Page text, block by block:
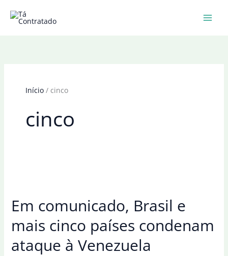
para
Início cinco
cinco
Em comunicado, Brasil e
mais cinco países condenam
ataque à Venezuela